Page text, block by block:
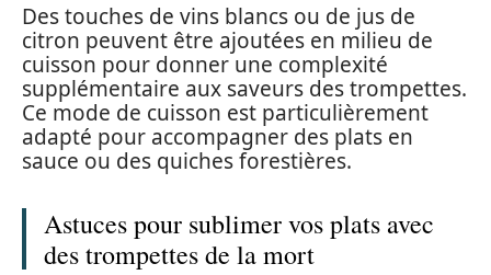
Des touches de vins blancs ou de jus de
citron peuvent être ajoutées en milieu de
cuisson pour donner une complexité
supplémentaire aux saveurs des trompettes.
Ce mode de cuisson est particulièrement
adapté pour accompagner des plats en
sauce ou des quiches forestières.
Astuces pour sublimer vos plats avec
des trompettes de la mort